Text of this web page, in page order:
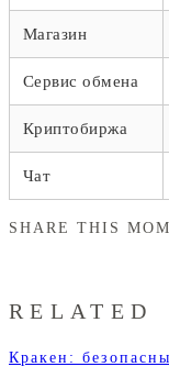
Магазин
Сервис обмена
Криптобиржа
Чат
SHARE THIS
RELATED
Кракен: